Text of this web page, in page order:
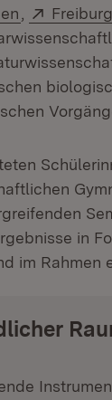
(Öffnet in
Extern:
Freiburg
in
im Rahmen